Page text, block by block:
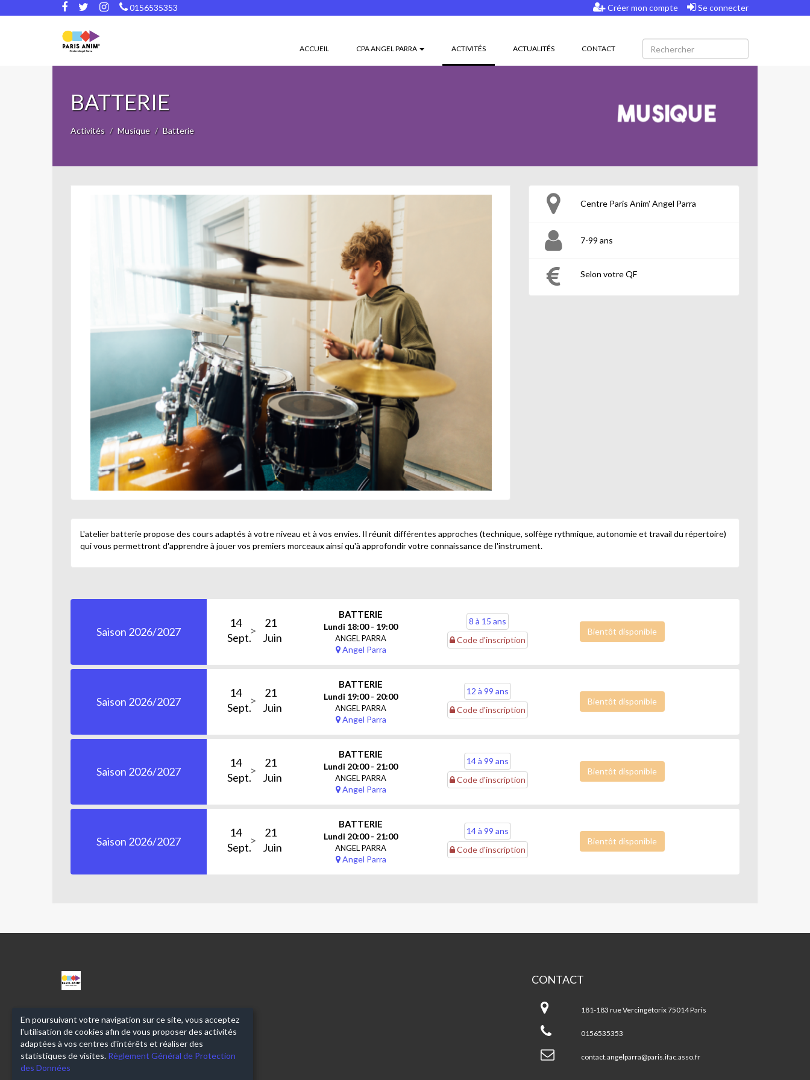
0156535353 Créer mon compte Se connecter
ACCUEIL CPA ANGEL PARRA ACTIVITÉS(CURRENT)ACTUALITÉS CONTACT
BATTERIE
Activités Musique Batterie
Centre Paris Anim' Angel Parra
7-99 ans
Selon votre QF
L'atelier batterie propose des cours adaptés à votre niveau et à vos envies. Il réunit différentes approches (technique, solfège rythmique, autonomie et travail du répertoire)
qui vous permettront d'apprendre à jouer vos premiers morceaux ainsi qu'à approfondir votre connaissance de l'instrument.
Saison 2026/2027
14
Sept.
21
Juin
BATTERIE
Lundi 18:00 - 19:00
ANGEL PARRA
Angel Parra
8 à 15 ans
Code d'inscription
Bientôt disponible
Saison 2026/2027
14
Sept.
21
Juin
BATTERIE
Lundi 19:00 - 20:00
ANGEL PARRA
Angel Parra
12 à 99 ans
Code d'inscription
Bientôt disponible
Saison 2026/2027
14
Sept.
21
Juin
BATTERIE
Lundi 20:00 - 21:00
ANGEL PARRA
Angel Parra
14 à 99 ans
Code d'inscription
Bientôt disponible
Saison 2026/2027
14
Sept.
21
Juin
BATTERIE
Lundi 20:00 - 21:00
ANGEL PARRA
Angel Parra
14 à 99 ans
Code d'inscription
Bientôt disponible
CPA
ANGEL
CONTACT
Angel
Parra
181-183 rue Vercingétorix 75014 Paris
0156535353
contact.angelparra@paris.ifac.asso.fr
En poursuivant votre navigation sur ce site, vous acceptez
l'utilisation de cookies afin de vous proposer des activités
adaptées à vos centres d'intérêts et réaliser des
statistiques de visites. Règlement Général de Protection
des Données